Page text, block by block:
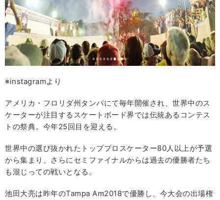
※instagramより
アメリカ・フロリダ州タンパにて毎年開催され、世界中のス
ケーターが注目するスケートボード界では伝統あるコンテス
トの祭典。今年25回目を迎える。
世界中の選び抜かれたトッププロスケーター80人以上が予選
から集まり、さらにセミファイナルからは過去の優勝者たち
も混じっての戦いとなる。
池田大亮は昨年のTampa Am2018で優勝し、今大会の出場権